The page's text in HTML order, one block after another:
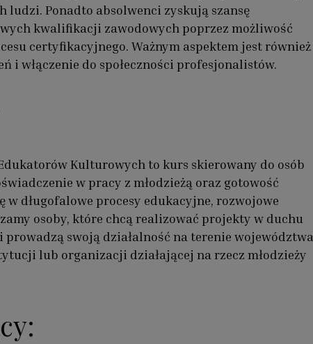
ludzi. Ponadto absolwenci zyskują szansę
kwalifikacji zawodowych poprzez możliwość
certyfikacyjnego. Ważnym aspektem jest również
i włączenie do społeczności profesjonalistów.
Kulturowych to kurs skierowany do osób
w pracy z młodzieżą oraz gotowość
w długofalowe procesy edukacyjne, rozwojowe
osoby, które chcą realizować projekty w duchu
swoją działalność na terenie województwa
lub organizacji działającej na rzecz młodzieży